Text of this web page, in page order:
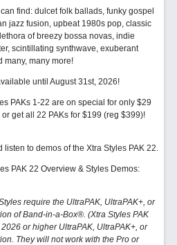
can find: dulcet folk ballads, funky gospel
jazz fusion, upbeat 1980s pop, classic
of breezy bossa novas, indie
scintillating synthwave, exuberant
many, many more!
until August 31st, 2026!
PAKs 1-22 are on special for only $29
get all 22 PAKs for $199 (reg $399)!
listen to demos of the Xtra Styles PAK 22.
PAK 22 Overview & Styles Demos:
require the UltraPAK, UltraPAK+, or
of Band-in-a-Box®. (Xtra Styles PAK
or higher UltraPAK, UltraPAK+, or
They will not work with the Pro or